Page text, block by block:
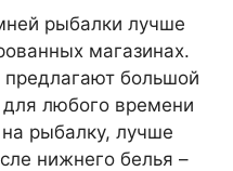
рыбалки лучше
магазинах.
предлагают большой
любого времени
рыбалку, лучше
нижнего белья –